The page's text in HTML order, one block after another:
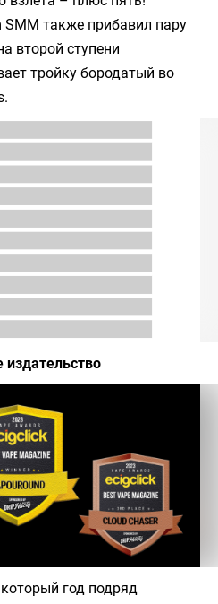
SMM также прибавил пару
второй ступени
тройку бородатый во
год подряд